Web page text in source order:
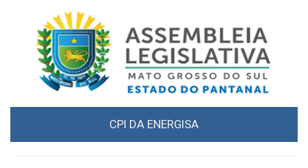
CPI DA ENERGISA